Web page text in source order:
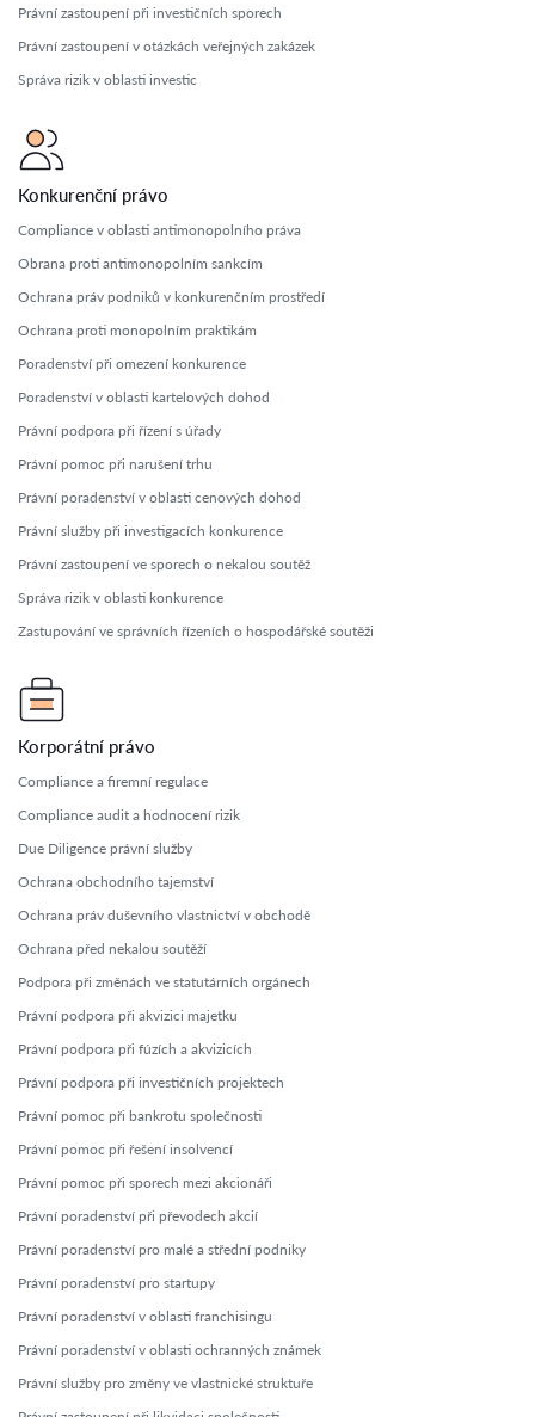
Právní zastoupení při investičních sporech
Právní zastoupení v otázkách veřejných zakázek
Správa rizik v oblasti investic
Konkurenční právo
Compliance v oblasti antimonopolního práva
Obrana proti antimonopolním sankcím
Ochrana práv podniků v konkurenčním prostředí
Ochrana proti monopolním praktikám
Poradenství při omezení konkurence
Poradenství v oblasti kartelových dohod
Právní podpora při řízení s úřady
Právní pomoc při narušení trhu
Právní poradenství v oblasti cenových dohod
Právní služby při investigacích konkurence
Právní zastoupení ve sporech o nekalou soutěž
Správa rizik v oblasti konkurence
Zastupování ve správních řízeních o hospodářské soutěži
Korporátní právo
Compliance a firemní regulace
Compliance audit a hodnocení rizik
Due Diligence právní služby
Ochrana obchodního tajemství
Ochrana práv duševního vlastnictví v obchodě
Ochrana před nekalou soutěží
Podpora při změnách ve statutárních orgánech
Právní podpora při akvizici majetku
Právní podpora při fúzích a akvizicích
Právní podpora při investičních projektech
Právní pomoc při bankrotu společnosti
Právní pomoc při řešení insolvencí
Právní pomoc při sporech mezi akcionáři
Právní poradenství při převodech akcií
Právní poradenství pro malé a střední podniky
Právní poradenství pro startupy
Právní poradenství v oblasti franchisingu
Právní poradenství v oblasti ochranných známek
Právní služby pro změny ve vlastnické struktuře